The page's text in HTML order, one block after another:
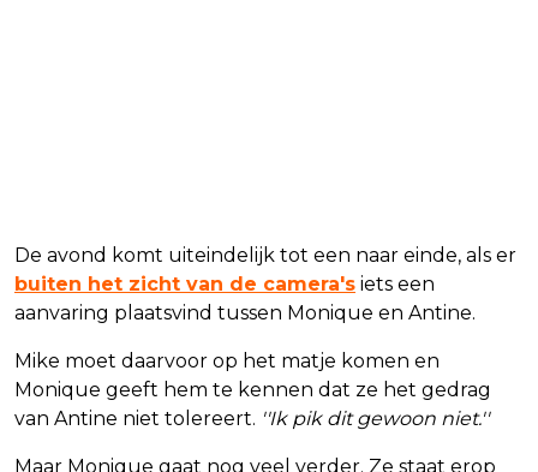
De avond komt uiteindelijk tot een naar einde, als er
buiten het zicht van de camera's iets een
aanvaring plaatsvind tussen Monique en Antine.
Mike moet daarvoor op het matje komen en
Monique geeft hem te kennen dat ze het gedrag
van Antine niet tolereert. ''Ik pik dit gewoon niet.''
Maar Monique gaat nog veel verder. Ze staat erop